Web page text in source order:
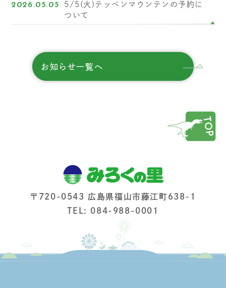
2026.05.05
5/5(火)テッペンマウンテンの予約に
ついて
お知らせ一覧へ
〒720-0543 広島県福山市藤江町638-1
TEL: 084-988-0001